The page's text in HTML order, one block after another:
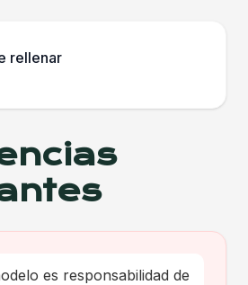
rellenar
es responsabilidad de